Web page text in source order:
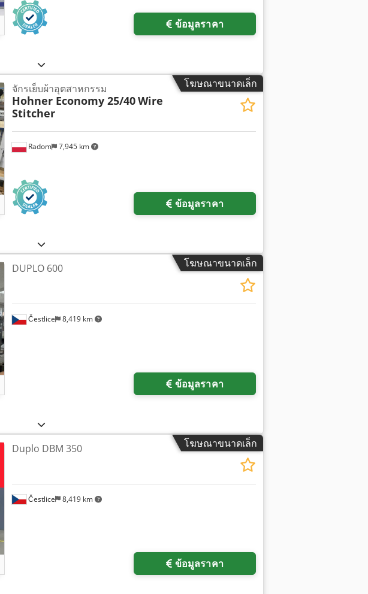
ข้อมูลราคา
โฆษณาขนาดเล็ก
Radom 7,945 km
จักรเย็บผ้าอุตสาหกรรม
Hohner Economy 25/40Wire
Stitcher
ข้อมูลราคา
โฆษณาขนาดเล็ก
Čestlice 8,419 km
DUPLO 600
ข้อมูลราคา
โฆษณาขนาดเล็ก
Čestlice 8,419 km
Duplo DBM 350
ข้อมูลราคา